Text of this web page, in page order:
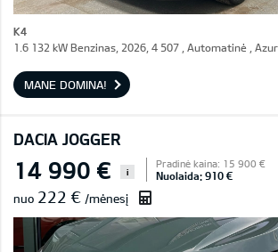
K4
1.6 132 kW Benzinas, 2026, 4 507 , Automatinė ,
MANE DOMINA!
DACIA JOGGER
14 990 € i
Pradinė kaina: 15 900 €
Nuolaida: 910 €
nuo 222 € /mėnesį